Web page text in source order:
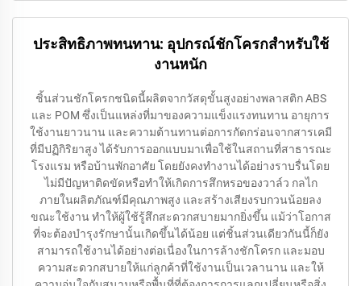
ประสิทธิภาพทนทาน: อุปกรณ์ชักโครกสำหรับใช้
งานหนัก
ชิ้นส่วนชักโครกชนิดนี้ผลิตจากวัสดุขั้นสูงอย่างพลาสติก ABS
และ POM ซึ่งเป็นแหล่งที่มาของความแข็งแรงทนทาน อายุการ
ใช้งานยาวนาน และความต้านทานต่อการกัดกร่อนจากสารเคมี
ที่มีปฏิกิริยาสูง ได้รับการออกแบบมาเพื่อใช้ในสถานที่สาธารณะ
โรงแรม หรือบ้านพักอาศัย โดยยังคงทำงานได้อย่างราบรื่นโดย
ไม่มีปัญหาติดขัดหรือทำให้เกิดการสึกหรอของวาล์ว กลไก
ภายในผลิตภัณฑ์มีคุณภาพสูง และสร้างเสียงรบกวนน้อยลง
ขณะใช้งาน ทำให้ผู้ใช้รู้สึกสะดวกสบายมากยิ่งขึ้น แม้ว่าโอกาส
ที่จะต้องบำรุงรักษานั้นเกิดขึ้นได้น้อย แต่ชิ้นส่วนเดียวกันนี้ก็ยัง
สามารถใช้งานได้อย่างต่อเนื่องในการล้างชักโครก และมอบ
ความสะดวกสบายให้แก่ลูกค้าที่ใช้งานเป็นเวลานาน และให้